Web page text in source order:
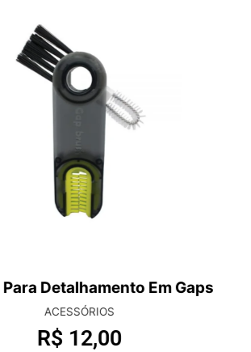
Detalhamento Em Gaps
ACESSÓRIOS
R$12,00